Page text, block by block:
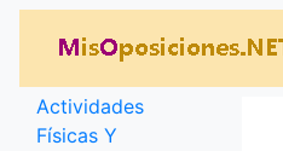
Categorías
Actividades
Físicas Y